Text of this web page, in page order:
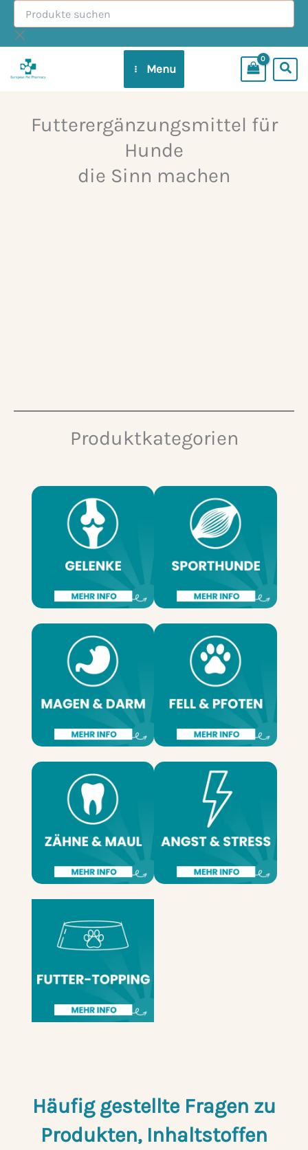
Inhalt
springen
Produkte
suchen
Menu
Futterergänzungsmittel für
Hunde
die Sinn machen
Produktkategorien
Häufig gestellte Fragen zu
Produkten, Inhaltstoffen